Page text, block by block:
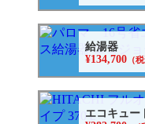
給湯器
¥134,700 （
エコキュー